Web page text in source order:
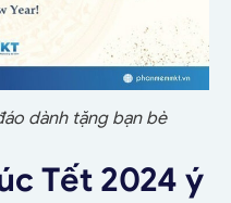
dành tặng bạn bè
Tết 2024 ý